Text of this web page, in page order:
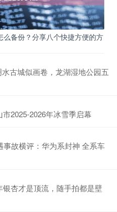
备份？分享八个快捷方便的方
古城似画卷，龙湖湿地公园五
2025-2026年冰雪季启幕
故横评：华为系封神 全系车
杏才是顶流，随手拍都是壁